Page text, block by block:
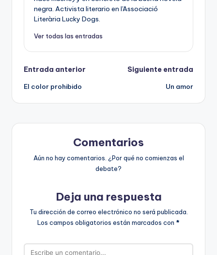
negra. Activista literario en l'Associació
Literària Lucky Dogs.
Ver todas las entradas
Navegación
de
Entrada anterior
El color prohibido
Siguiente entrada
Un amor
Comentarios
Aún no hay comentarios. ¿Por qué no comienzas el
debate?
Deja una respuesta
Tu dirección de correo electrónico no será publicada.
Los campos obligatorios están marcados con *